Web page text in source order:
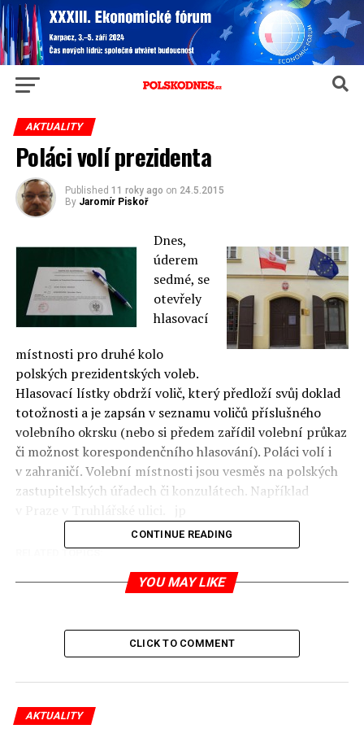
AKTUALITY
Poláci volí prezidenta
Published 11 roky ago on 24.5.2015
By Jaromír Piskoř
Dnes,
úderem
sedmé, se
otevřely
hlasovací
místnosti pro druhé kolo
polských prezidentských voleb.
Hlasovací lístky obdrží volič, který předloží svůj doklad
totožnosti a je zapsán v seznamu voličů příslušného
volebního okrsku (nebo si předem zařídil volební průkaz
či možnost korespondenčního hlasování). Poláci volí i
v zahraničí. Volební místnosti jsou vesměs na polských
zastupitelských úřadech či konzulátech. Například
Smrt prodloužila polské volby
Polská kuchyně: zelí, houby, řepa, švestky, smetana…
CONTINUE READING
YOU MAY LIKE
CLICK TO COMMENT
AKTUALITY